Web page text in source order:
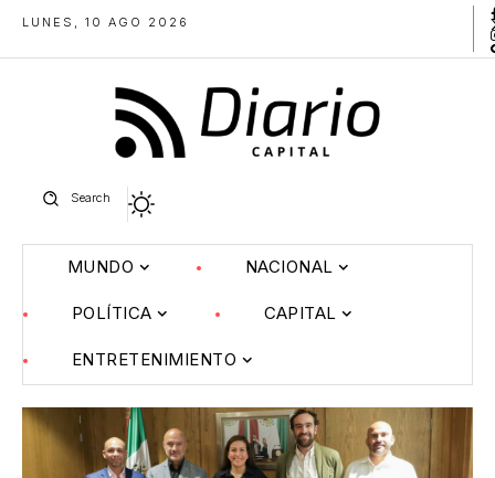
LUNES, 10 AGO 2026
Search
MUNDO NACIONAL
POLÍTICA CAPITAL
ENTRETENIMIENTO